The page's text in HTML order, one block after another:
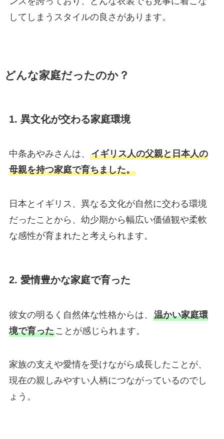
してしまうスタイルの良さがあります。
どんな家庭だったのか？
1. 異文化が交わる家庭環境
中条あやみさんは、 イギリス人の父親と日本人の
母親を持つ家庭で育ちました。
日本とイギリス、異なる文化が自然に交わる環境
だったことから、幼少期から幅広い価値観や柔軟
な感性が育まれたと考えられます。
2. 愛情豊かな家庭で育った
彼女の明るく自然体な性格からは、 温かい家庭環
境で育ったことが感じられます。
家族の支えや愛情を受けながら成長したことが、
現在の親しみやすい人柄につながっているのでし
ょう。